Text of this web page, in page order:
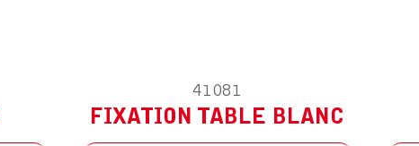
41081
FIXATION TABLE BLANC
ESD ANTISTATIQUE